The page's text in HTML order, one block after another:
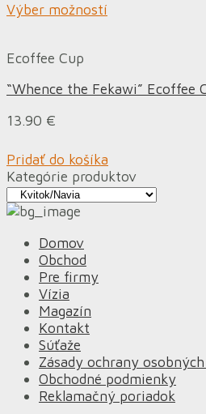
Výber možností
Ecoffee Cup
“Whence the Fekawi” Ecoffee
13.90 €
Pridať do košíka
Kategórie produktov
Domov
Obchod
Pre firmy
Vízia
Magazín
Kontakt
Súťaže
Zásady ochrany
Obchodné podmienky
Reklamačný poriadok